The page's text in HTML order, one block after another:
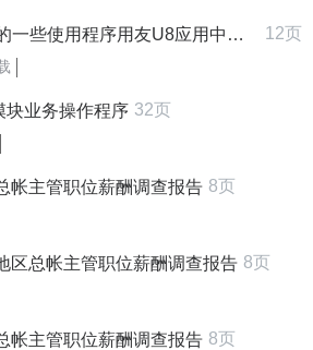
使用程序用友U8应用中的一些问题 12页
块业务操作程序 32页
帐主管职位薪酬调查报告 8页
区总帐主管职位薪酬调查报告 8页
帐主管职位薪酬调查报告 8页